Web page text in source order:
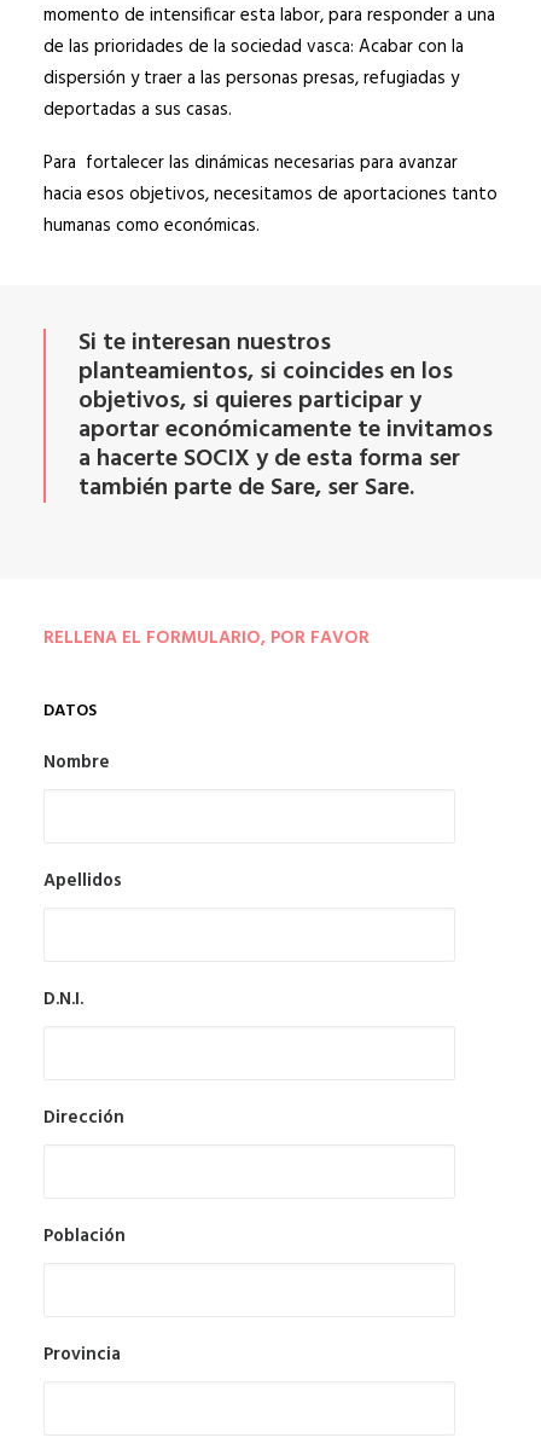
momento de intensificar esta labor, para responder a una
de las prioridades de la sociedad vasca: Acabar con la
dispersión y traer a las personas presas, refugiadas y
deportadas a sus casas.
Para fortalecer las dinámicas necesarias para avanzar
hacia esos objetivos, necesitamos de aportaciones tanto
humanas como económicas.
Si te interesan nuestros
planteamientos, si coincides en los
objetivos, si quieres participar y
aportar económicamente te invitamos
a hacerte SOCIX y de esta forma ser
también parte de Sare, ser Sare.
RELLENA EL FORMULARIO, POR FAVOR
DATOS
Nombre
Apellidos
D.N.I.
Dirección
Población
Provincia